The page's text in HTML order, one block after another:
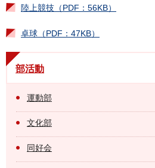
陸上競技（PDF：56KB）
卓球（PDF：47KB）
部活動
運動部
文化部
同好会